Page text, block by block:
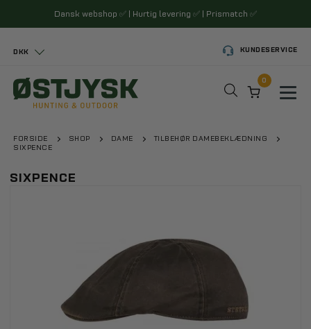
Dansk webshop ✅ | Hurtig levering ✅ | Prismatch ✅
DKK KUNDESERVICE
0
FORSIDE SHOP DAME
TILBEHØR DAMEBEKLÆDNING
SIXPENCE
SIXPENCE